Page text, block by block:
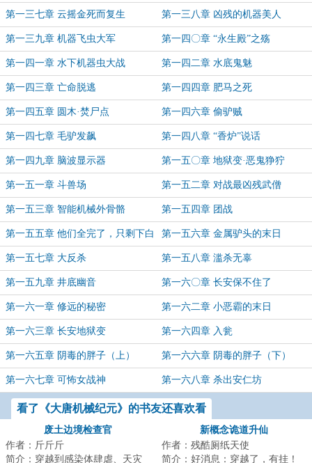
第一三七章 云摇金死而复生 第一三八章 凶残的机器美人
第一三九章 机器飞虫大军 第一四〇章 “永生殿”之殇
第一四一章 水下机器虫大战 第一四二章 水底鬼魅
第一四三章 亡命脱逃 第一四四章 肥马之死
第一四五章 圆木·焚尸点 第一四六章 偷驴贼
第一四七章 毛驴发飙 第一四八章 “香炉”说话
第一四九章 脑波显示器 第一五〇章 地狱变·恶鬼狰狞
第一五一章 斗兽场 第一五二章 对战最凶残武僧
第一五三章 智能机械外骨骼 第一五四章 团战
第一五五章 他们全完了，只剩下白
天阳
第一五六章 金属驴头的末日
第一五七章 大反杀 第一五八章 滥杀无辜
第一五九章 井底幽音 第一六〇章 长安保不住了
第一六一章 修远的秘密 第一六二章 小恶霸的末日
第一六三章 长安地狱变 第一六四章 入瓮
第一六五章 阴毒的胖子（上） 第一六六章 阴毒的胖子（下）
第一六七章 可怖女战神 第一六八章 杀出安仁坊
看了《大唐机械纪元》的书友还喜欢看
废土边境检查官
作者：斤斤斤
简介：穿越到感染体肆虐、天灾
新概念诡道升仙
作者：残酷厕纸天使
简介：好消息：穿越了，有挂！